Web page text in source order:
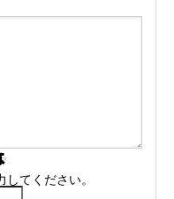
してください。